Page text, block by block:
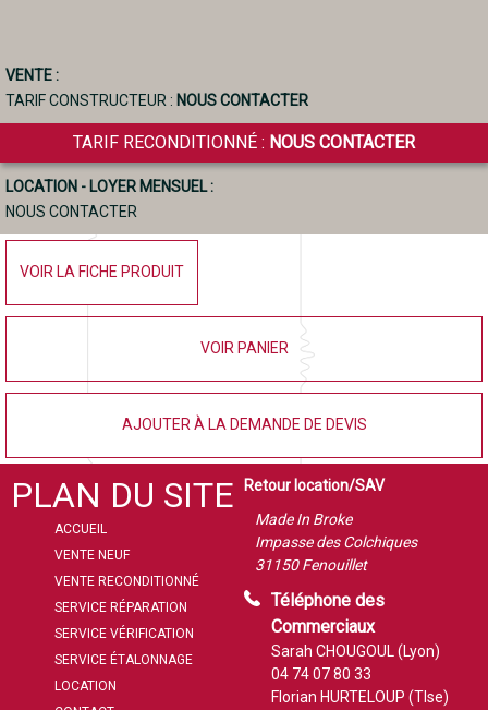
VENTE :
TARIF CONSTRUCTEUR : NOUS CONTACTER
TARIF RECONDITIONNÉ : NOUS CONTACTER
LOCATION - LOYER MENSUEL :
NOUS CONTACTER
VOIR LA FICHE PRODUIT
VOIR PANIER
AJOUTER À LA DEMANDE DE DEVIS
PLAN DU SITE
ACCUEIL
VENTE NEUF
VENTE RECONDITIONNÉ
SERVICE RÉPARATION
SERVICE VÉRIFICATION
SERVICE ÉTALONNAGE
LOCATION
Retour location/SAV
Made In Broke
Impasse des Colchiques
31150 Fenouillet
Téléphone des
Commerciaux
Sarah CHOUGOUL (Lyon)
04 74 07 80 33
Florian HURTELOUP (Tlse)